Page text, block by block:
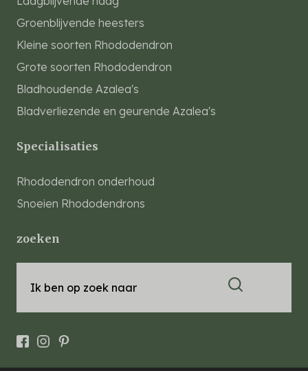
Groenblijvende heesters
Kleine soorten Rhododendron
Grote soorten Rhododendron
Bladhoudende Azalea's
Bladverliezende en geurende Azalea's
Specialisaties
Rhododendron onderhoud
Snoeien Rhododendrons
zoeken
Ik ben op zoek naar